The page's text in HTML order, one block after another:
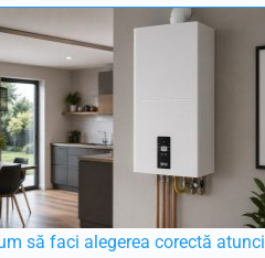
să faci alegerea corectă atunci